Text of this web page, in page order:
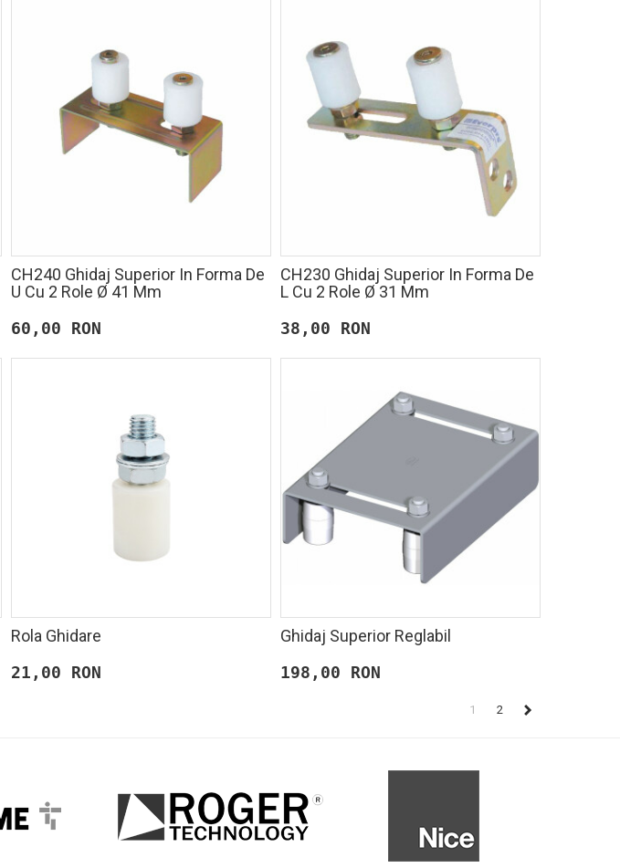
CH240 Ghidaj Superior In Forma De
U Cu 2 Role Ø 41 Mm
60,00 RON
CH230 Ghidaj Superior In Forma De
L Cu 2 Role Ø 31 Mm
38,00 RON
Rola Ghidare
21,00 RON
Ghidaj Superior Reglabil
198,00 RON
1 2